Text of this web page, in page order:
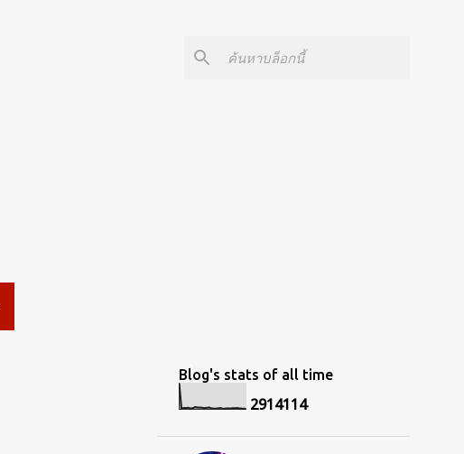
Blog's stats of all time
2914114